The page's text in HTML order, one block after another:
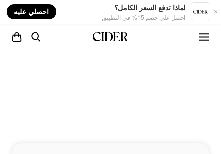
لماذا تدفع السعر الكامل؟
احصل على خصم 15% في التطبيق
احصلي عليه